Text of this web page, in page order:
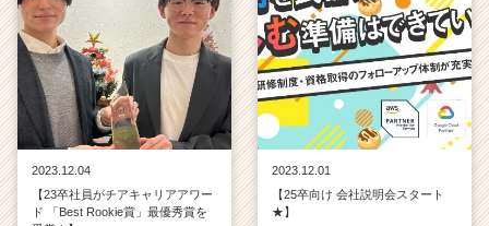
2023.12.04
【23卒社員がチアキャリアアワー
ド 「Best Rookie賞」最優秀賞を
2023.12.01
【25卒向け 会社説明会スタート
★】